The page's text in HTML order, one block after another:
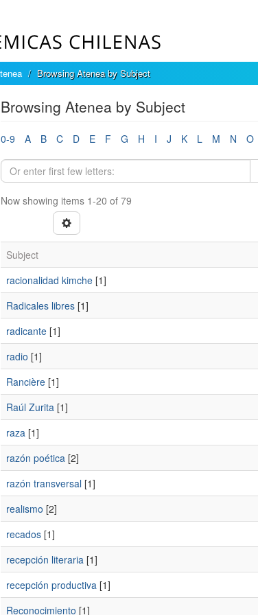
Browsing Atenea by Subject
Browsing Atenea by Subject
0-9 A B C D E F G H I J K L M N O
Now showing items 1-20 of 79
Subject
racionalidad kimche[1]
Radicales libres[1]
radicante[1]
radio [1]
Rancière[1]
Raúl Zurita[1]
raza[1]
razón poética[2]
razón transversal[1]
realismo [2]
recados[1]
recepción literaria[1]
recepción productiva[1]
Reconocimiento [1]